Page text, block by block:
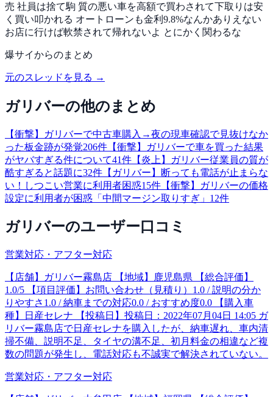
売 社員は捨て駒 質の悪い車を高額で買わされて下取りは安
く買い叩かれる オートローンも金利9.8%なんかありえない
お店に行けば軟禁されて帰れないよ とにかく関わるな
爆サイからのまとめ
元のスレッドを見る →
ガリバーの他のまとめ
【衝撃】ガリバーで中古車購入→夜の現車確認で見抜けなか
った板金跡が発覚206件 【衝撃】ガリバーで車を買った結果
がヤバすぎる件について41件 【炎上】ガリバー従業員の質が
酷すぎると話題に32件 【ガリバー】断っても電話が止まらな
い！しつこい営業に利用者困惑15件 【衝撃】ガリバーの価格
設定に利用者が困惑「中間マージン取りすぎ」 12件
ガリバーのユーザー口コミ
営業対応・アフター対応
【店舗】ガリバー霧島店 【地域】鹿児島県 【総合評価】
1.0/5 【項目評価】お問い合わせ（見積り）1.0 / 説明の分か
りやすさ1.0 / 納車までの対応0.0 / おすすめ度0.0 【購入車
種】日産セレナ 【投稿日】投稿日：2022年07月04日 14:05 ガ
リバー霧島店で日産セレナを購入したが、納車遅れ、車内清
掃不備、説明不足、タイヤの溝不足、初月料金の相違など複
数の問題が発生し、電話対応も不誠実で解決されていない。
営業対応・アフター対応